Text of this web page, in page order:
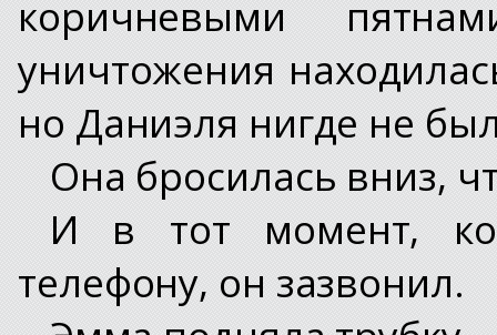
коричневыми
уничтожения
но Даниэля нигде не
Она бросилась вниз,
И в тот момент,
телефону, он зазвонил.